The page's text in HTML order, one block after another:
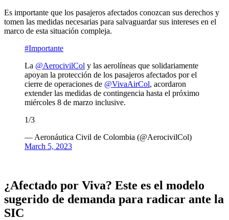
Es importante que los pasajeros afectados conozcan sus derechos y
tomen las medidas necesarias para salvaguardar sus intereses en el
marco de esta situación compleja.
#Importante
La @AerocivilCol y las aerolíneas que solidariamente
apoyan la protección de los pasajeros afectados por el
cierre de operaciones de @VivaAirCol, acordaron
extender las medidas de contingencia hasta el próximo
miércoles 8 de marzo inclusive.
1/3
— Aeronáutica Civil de Colombia (@AerocivilCol)
March 5, 2023
¿Afectado por Viva? Este es el modelo
sugerido de demanda para radicar ante la
SIC